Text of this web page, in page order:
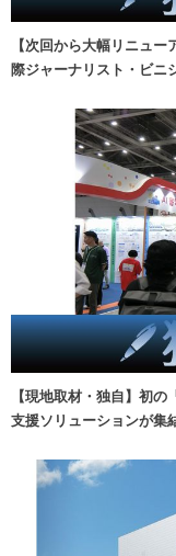
【次回から大幅リニュ
際ジャーナリスト・ビニ
【現地取材・独自】初
支援ソリューションが集